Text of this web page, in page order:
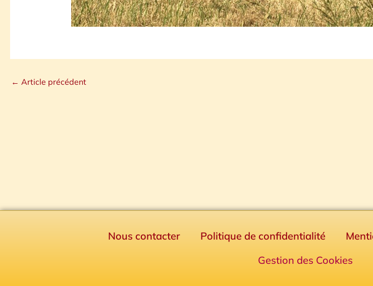
← Article précédent
Nous contacter Politique de confidentialité
Gestion des Cookies